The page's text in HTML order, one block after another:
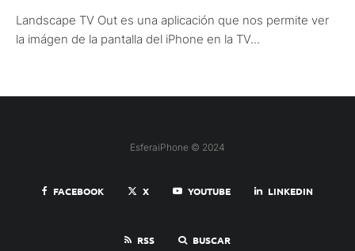
Landscape TV Out es una aplicación que nos permite ver
la imágen de la pantalla del iPhone en la TV...
EsferaiPhone © 2024
FACEBOOK X YOUTUBE LINKEDIN
RSS BUSCAR